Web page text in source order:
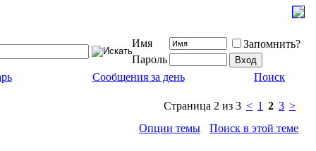
Имя
Запомнить?
Пароль
Сообщения за день Поиск
Страница 2 из 3 < 1 2 3 >
Опции темы
Поиск в этой теме